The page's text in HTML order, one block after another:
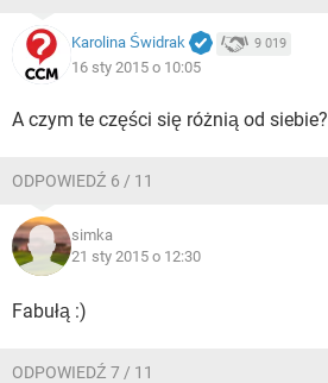
Karolina Świdrak 9 019
16 sty 2015 o 10:05
A czym te części się różnią od siebie?
ODPOWIEDŹ 6 / 11
simka
21 sty 2015 o 12:30
Fabułą :)
ODPOWIEDŹ 7 / 11